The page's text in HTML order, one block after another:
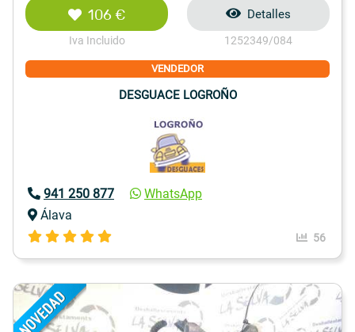
106 €
Iva Incluido
Detalles
1252349/084
VENDEDOR
DESGUACE LOGROÑO
941 250 877
WhatsApp
Álava
56